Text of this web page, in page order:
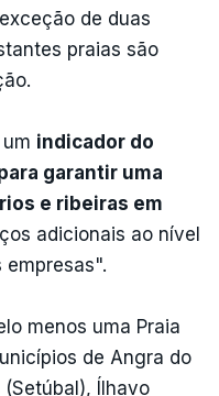
de duas
praias são
indicador do
garantir uma
e ribeiras em
adicionais ao nível
empresas".
menos uma Praia
de Angra do
Ílhavo